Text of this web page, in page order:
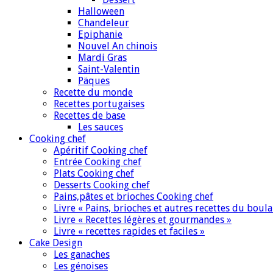
Halloween
Chandeleur
Epiphanie
Nouvel An chinois
Mardi Gras
Saint-Valentin
Päques
Recette du monde
Recettes portugaises
Recettes de base
Les sauces
Cooking chef
Apéritif Cooking chef
Entrée Cooking chef
Plats Cooking chef
Desserts Cooking chef
Pains,pâtes et brioches Cooking chef
Livre « Pains, brioches et autres recettes du
Livre « Recettes légères et gourmandes »
Livre « recettes rapides et faciles »
Cake Design
Les ganaches
Les génoises